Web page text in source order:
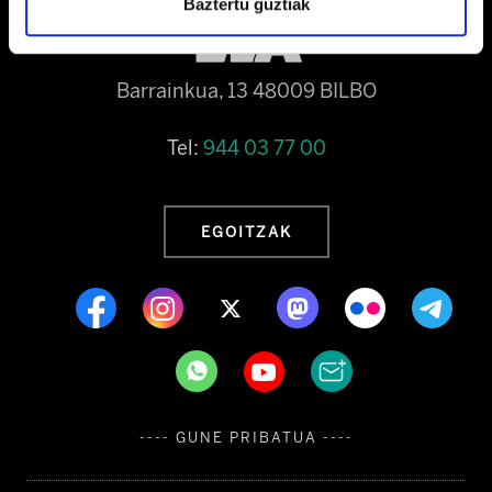
Baztertu guztiak
Barrainkua, 13 48009 BILBO
Tel: 944 03 77 00
EGOITZAK
---- GUNE PRIBATUA ----